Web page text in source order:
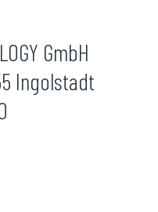
GmbH
Ingolstadt